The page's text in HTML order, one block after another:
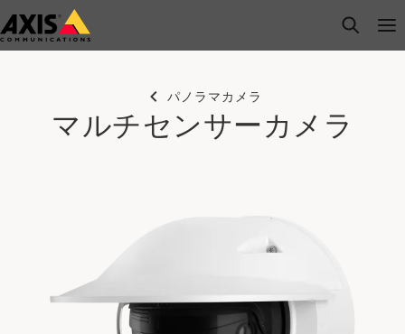
メ
イ
open
パノラマカメラ
マルチセンサーカメラ